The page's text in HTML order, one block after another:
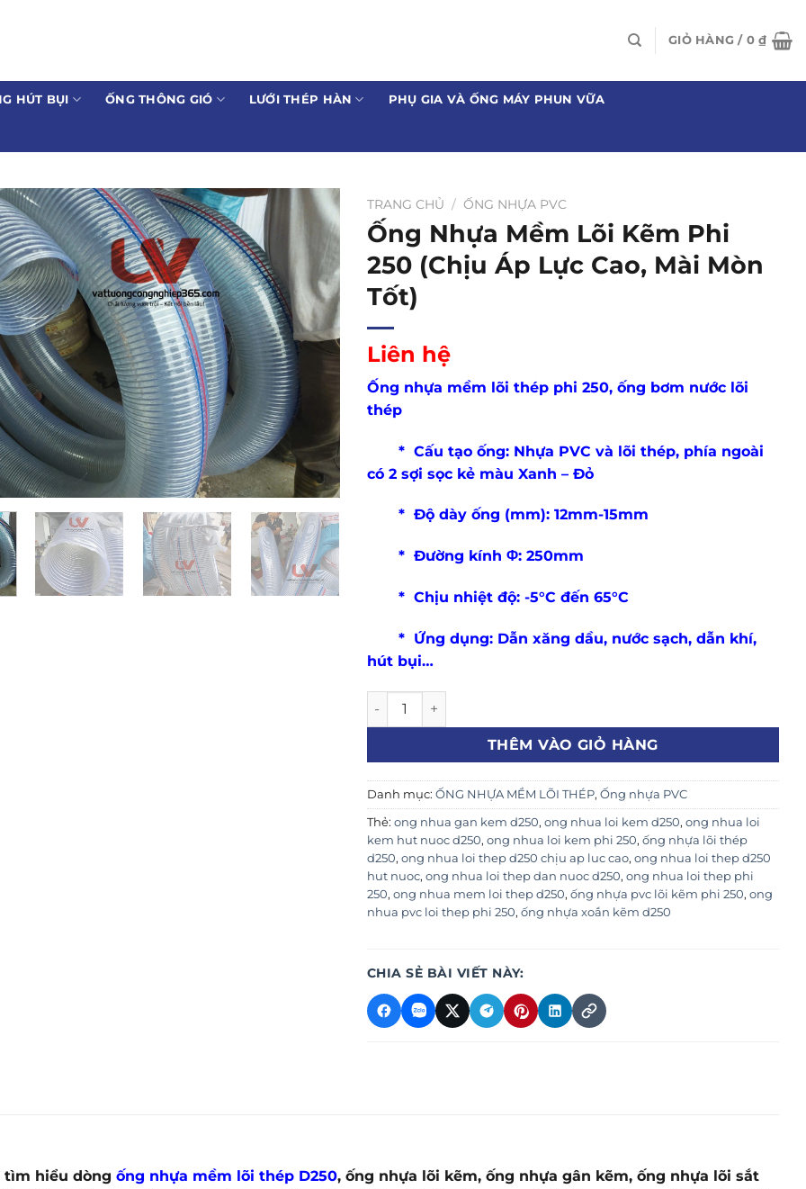
GIỎ HÀNG / 0₫
HÚT BỤI ỐNG THÔNG GIÓ LƯỚI THÉP HÀN PHỤ GIA VÀ ỐNG MÁY PHUN VỮA
TRANG CHỦ / ỐNG NHỰA PVC
Ống Nhựa Mềm Lõi Kẽm Phi
250 (Chịu Áp Lực Cao, Mài Mòn
Tốt)
Liên hệ
Ống nhựa mềm lõi thép phi 250, ống bơm nước lõi
thép
* Cấu tạo ống: Nhựa PVC và lõi thép, phía ngoài
có 2 sợi sọc kẻ màu Xanh – Đỏ
* Độ dày ống (mm): 12mm-15mm
* Đường kính Φ: 250mm
* Chịu nhiệt độ: -5°C đến 65°C
* Ứng dụng: Dẫn xăng dầu, nước sạch, dẫn khí,
hút bụi…
Ống Nhựa Mềm Lõi Kẽm Phi 250 (Chịu Áp Lực Cao, Mài Mòn Tốt)
THÊM VÀO GIỎ HÀNG
Danh mục: ỐNG NHỰA MỀM LÕI THÉP, Ống nhựa PVC
Thẻ: ong nhua gan kem d250, ong nhua loi kem d250, ong nhua loi
kem hut nuoc d250, ong nhua loi kem phi 250, ống nhựa lõi thép
d250, ong nhua loi thep d250 chịu ap luc cao, ong nhua loi thep d250
hut nuoc, ong nhua loi thep dan nuoc d250, ong nhua loi thep phi
250, ong nhua mem loi thep d250, ống nhựa pvc lõi kẽm phi 250, ong
nhua pvc loi thep phi 250, ống nhựa xoắn kẽm d250
CHIA SẺ BÀI VIẾT NÀY:
tìm hiểu dòng ống nhựa mềm lõi thép D250, ống nhựa lõi kẽm, ống nhựa gân kẽm, ống nhựa lõi sắt